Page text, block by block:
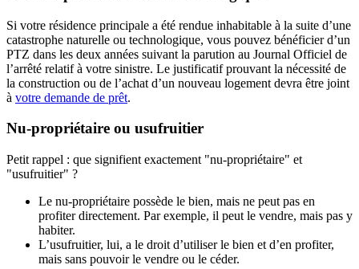
Si votre résidence principale a été rendue inhabitable à la suite d’une
catastrophe naturelle ou technologique, vous pouvez bénéficier d’un
PTZ dans les deux années suivant la parution au Journal Officiel de
l’arrêté relatif à votre sinistre. Le justificatif prouvant la nécessité de
la construction ou de l’achat d’un nouveau logement devra être joint
à votre demande de prêt.
Nu-propriétaire ou usufruitier
Petit rappel : que signifient exactement "nu-propriétaire" et
"usufruitier" ?
Le nu-propriétaire possède le bien, mais ne peut pas en
profiter directement. Par exemple, il peut le vendre, mais pas y
habiter.
L’usufruitier, lui, a le droit d’utiliser le bien et d’en profiter,
mais sans pouvoir le vendre ou le céder.